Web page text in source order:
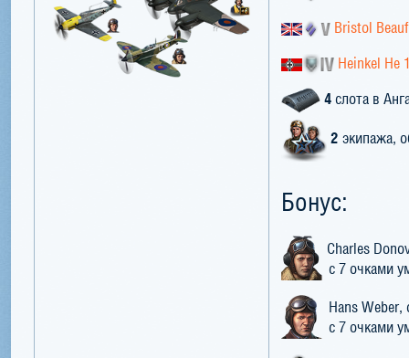
Bristol
Heinkel He
4слота в
2 экипажа,
Бонус:
Charles
с 7 очками
Hans
с 7 очками